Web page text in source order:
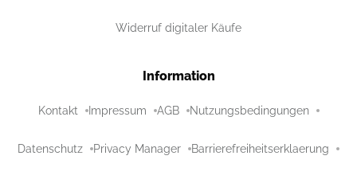
Widerruf digitaler Käufe
Information
Kontakt Impressum AGB Nutzungsbedingungen
Datenschutz Privacy Manager Barrierefreiheitserklaerung